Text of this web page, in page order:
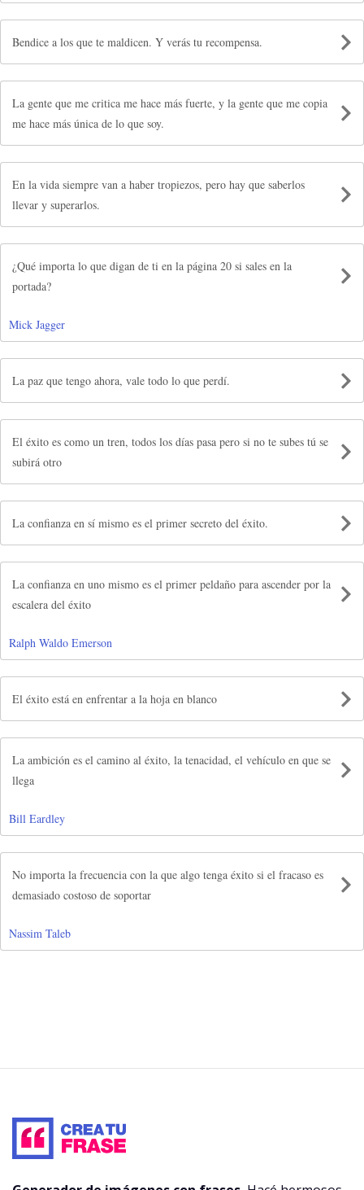
Bendice a los que te maldicen. Y verás tu recompensa.
La gente que me critica me hace más fuerte, y la gente que me copia
me hace más única de lo que soy.
En la vida siempre van a haber tropiezos, pero hay que saberlos
llevar y superarlos.
¿Qué importa lo que digan de ti en la página 20 si sales en la
portada?
Mick Jagger
La paz que tengo ahora, vale todo lo que perdí.
El éxito es como un tren, todos los días pasa pero si no te subes tú se
subirá otro
La confianza en sí mismo es el primer secreto del éxito.
La confianza en uno mismo es el primer peldaño para ascender por la
escalera del éxito
Ralph Waldo Emerson
El éxito está en enfrentar a la hoja en blanco
La ambición es el camino al éxito, la tenacidad, el vehículo en que se
llega
Bill Eardley
No importa la frecuencia con la que algo tenga éxito si el fracaso es
demasiado costoso de soportar
Nassim Taleb